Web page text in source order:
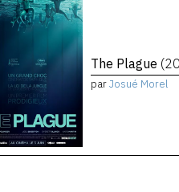
The Plague
parJosué Morel